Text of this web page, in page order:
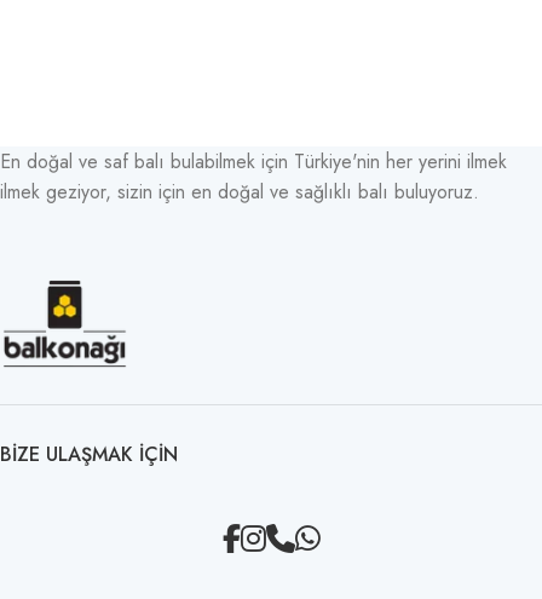
En doğal ve saf balı bulabilmek için Türkiye'nin her yerini ilmek
ilmek geziyor, sizin için en doğal ve sağlıklı balı buluyoruz.
BIZE ULAŞMAK IÇIN